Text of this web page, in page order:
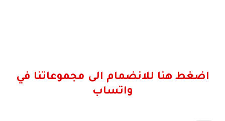
اضغط هنا للانضمام الى مجموعاتنا في
واتساب